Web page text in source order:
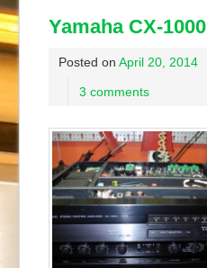
Yamaha CX-1000
Posted on April 20, 2014
3 comments